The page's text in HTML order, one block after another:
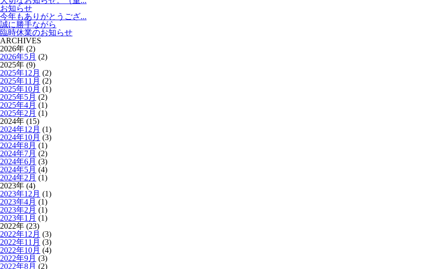
お知らせ
今年もありがとうござ...
誠に勝手ながら
臨時休業のお知らせ
ARCHIVES
2026年 (2)
2026年5月 (2)
2025年 (9)
2025年12月 (2)
2025年11月 (2)
2025年10月 (1)
2025年5月 (2)
2025年4月 (1)
2025年2月 (1)
2024年 (15)
2024年12月 (1)
2024年10月 (3)
2024年8月 (1)
2024年7月 (2)
2024年6月 (3)
2024年5月 (4)
2024年2月 (1)
2023年 (4)
2023年12月 (1)
2023年4月 (1)
2023年2月 (1)
2023年1月 (1)
2022年 (23)
2022年12月 (3)
2022年11月 (3)
2022年10月 (4)
2022年9月 (3)
2022年8月 (2)